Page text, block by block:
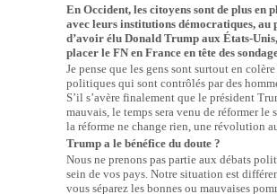
En Occident, les citoyens sont de plus en
avec leurs institutions démocratiques, au
d’avoir élu Donald Trump aux États-
placer le FN en France en tête des
Je pense que les gens sont surtout en
politiques qui sont contrôlés par des
S’il s’avère finalement que le président
mauvais, le temps sera venu de réformer le
la réforme ne change rien, une révolution
Trump a le bénéfice du doute ?
Nous ne prenons pas partie aux débats
sein de vos pays. Notre situation est
vous séparez les bonnes ou mauvaises